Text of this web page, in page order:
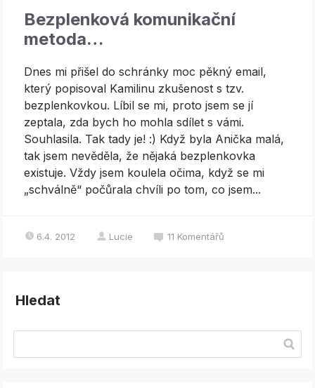
Bezplenková komunikační
metoda…
Dnes mi přišel do schránky moc pěkný email,
který popisoval Kamilinu zkušenost s tzv.
bezplenkovkou. Líbil se mi, proto jsem se jí
zeptala, zda bych ho mohla sdílet s vámi.
Souhlasila. Tak tady je! :) Když byla Anička malá,
tak jsem nevěděla, že nějaká bezplenkovka
existuje. Vždy jsem koulela očima, když se mi
„schválně“ počůrala chvíli po tom, co jsem...
6.4. 2012 Lucie 11 Komentářů
Hledat